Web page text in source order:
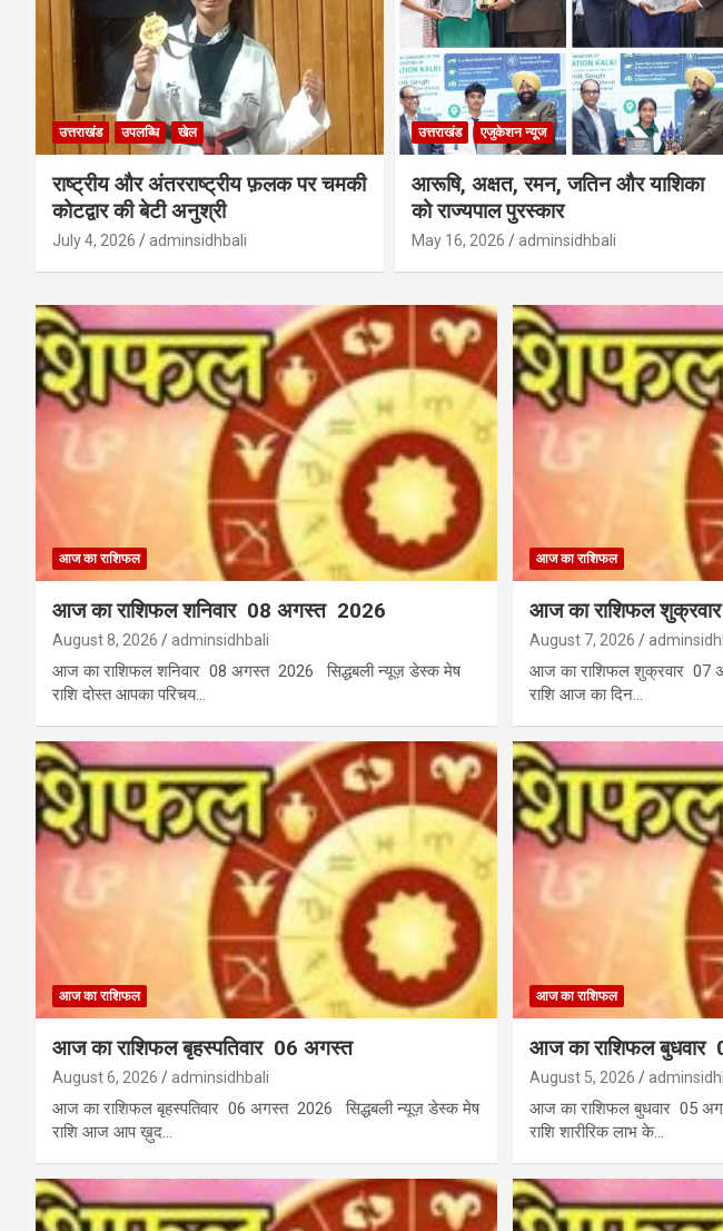
उत्तराखंड उपलब्धि खेल
राष्ट्रीय और अंतरराष्ट्रीय फ़लक पर चमकी
कोटद्वार की बेटी अनुश्री
July 4, 2026 adminsidhbali
उत्तराखंड एजुकेशन न्‍यूज
आरूषि, अक्षत, रमन, जतिन और याशिका
को राज्यपाल पुरस्कार
May 16, 2026 adminsidhbali
आज का राशिफल
आज का राशिफल शनिवार 08 अगस्त 2026
August 8, 2026 adminsidhbali
आज का राशिफल शनिवार 08 अगस्त 2026 सिद्धबली न्यूज़ डेस्क मेष
राशि दोस्त आपका परिचय…
आज का राशिफल
आज का राशिफल
August 7, 2026
आज का राशिफल शुक्रवार 07
राशि आज का दिन…
आज का राशिफल
आज का राशिफल बृहस्पतिवार 06 अगस्त
August 6, 2026 adminsidhbali
आज का राशिफल बृहस्पतिवार 06 अगस्त 2026 सिद्धबली न्यूज़ डेस्क मेष
राशि आज आप ख़ुद…
आज का राशिफल
आज का राशिफल
August 5, 2026
आज का राशिफल बुधवार 05
राशि शारीरिक लाभ के…